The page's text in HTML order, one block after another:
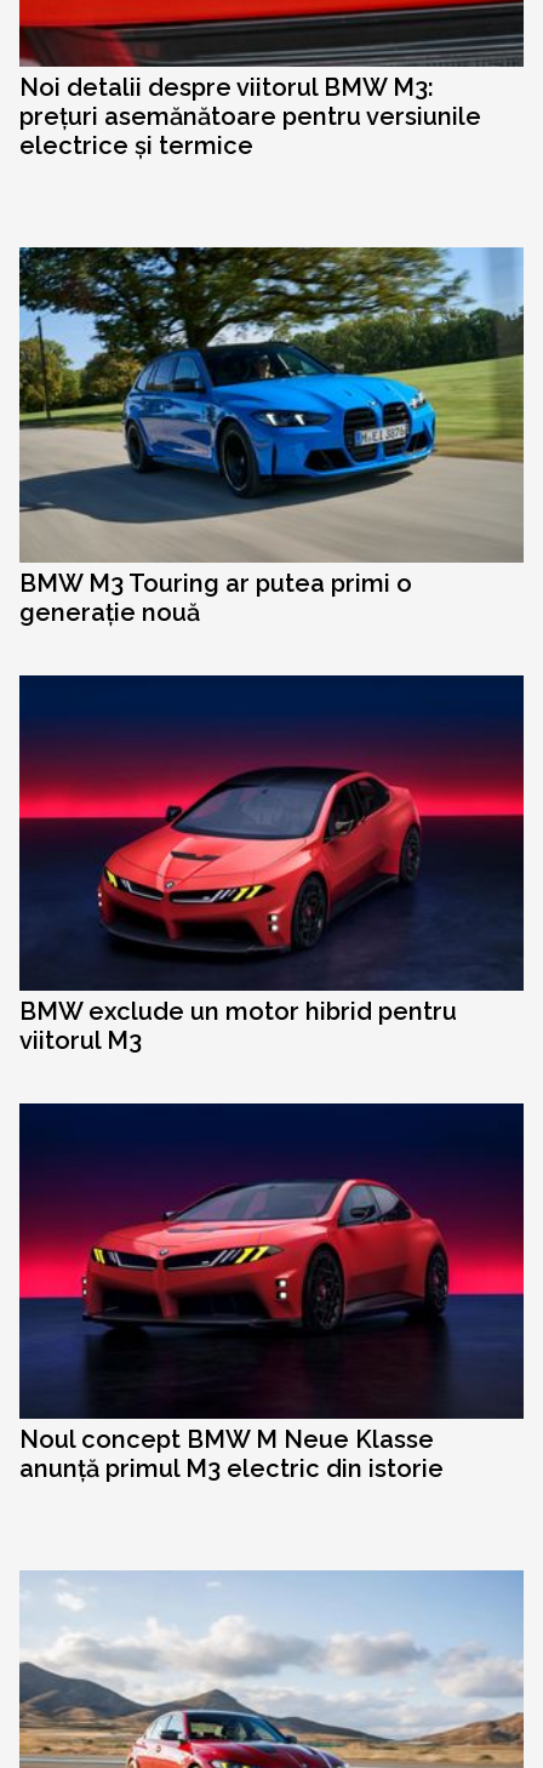
Noi detalii despre viitorul BMW M3:
prețuri asemănătoare pentru versiunile
electrice și termice
BMW M3 Touring ar putea primi o
generație nouă
BMW exclude un motor hibrid pentru
viitorul M3
Noul concept BMW M Neue Klasse
anunță primul M3 electric din istorie